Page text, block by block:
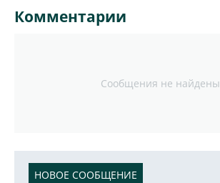
Комментарии
Сообщения не найдены
НОВОЕ СООБЩЕНИЕ